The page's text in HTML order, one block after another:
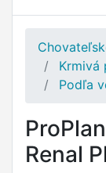
Krmivá
Podľa
Renal